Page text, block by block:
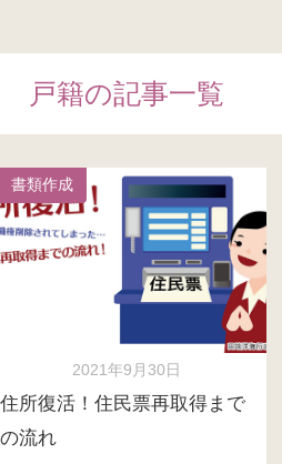
戸籍の記事一覧
書類作成
2021年9月30日
住所復活！住民票再取得まで
の流れ